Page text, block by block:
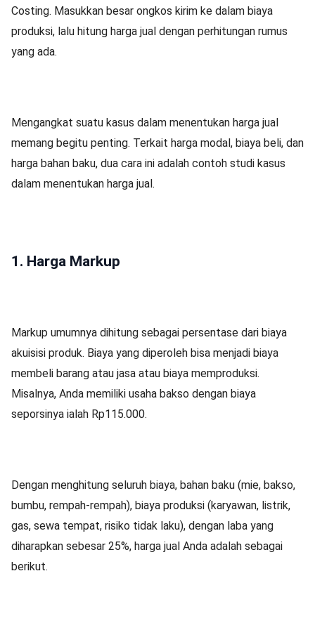
Costing. Masukkan besar ongkos kirim ke dalam biaya
produksi, lalu hitung harga jual dengan perhitungan rumus
yang ada.
Mengangkat suatu kasus dalam menentukan harga jual
memang begitu penting. Terkait harga modal, biaya beli, dan
harga bahan baku, dua cara ini adalah contoh studi kasus
dalam menentukan harga jual.
1. Harga Markup
Markup umumnya dihitung sebagai persentase dari biaya
akuisisi produk. Biaya yang diperoleh bisa menjadi biaya
membeli barang atau jasa atau biaya memproduksi.
Misalnya, Anda memiliki usaha bakso dengan biaya
seporsinya ialah Rp115.000.
Dengan menghitung seluruh biaya, bahan baku (mie, bakso,
bumbu, rempah-rempah), biaya produksi (karyawan, listrik,
gas, sewa tempat, risiko tidak laku), dengan laba yang
diharapkan sebesar 25%, harga jual Anda adalah sebagai
berikut.